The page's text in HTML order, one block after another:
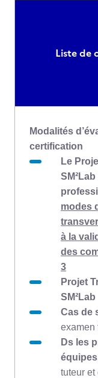
Liste de
Modalités
certification
Le
SM²Lab
modes
à la
des
3
Projet
SM²Lab
Cas de
examen
Ds les
tuteur et